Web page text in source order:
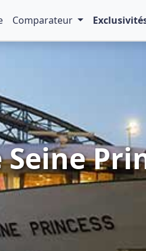
Comparateur